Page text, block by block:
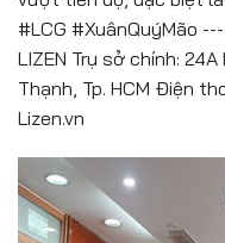
#LCG #XuânQuýMão
LIZEN Trụ sở chính:
Thạnh, Tp. HCM Điện
Lizen.vn